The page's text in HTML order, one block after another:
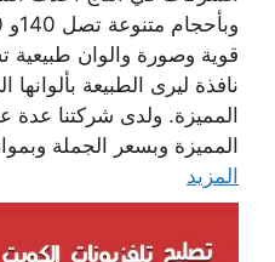
قوية وصورة والوان
نافذة ليرى الطبيعة بألوانها
المميزة. ولدى شركتنا
المميزة وبسعر الجملة
المزيد